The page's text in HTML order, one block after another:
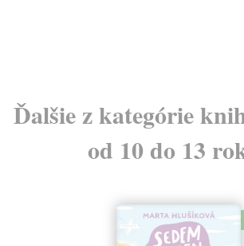
Ďalšie z kategórie
od 10 do 13